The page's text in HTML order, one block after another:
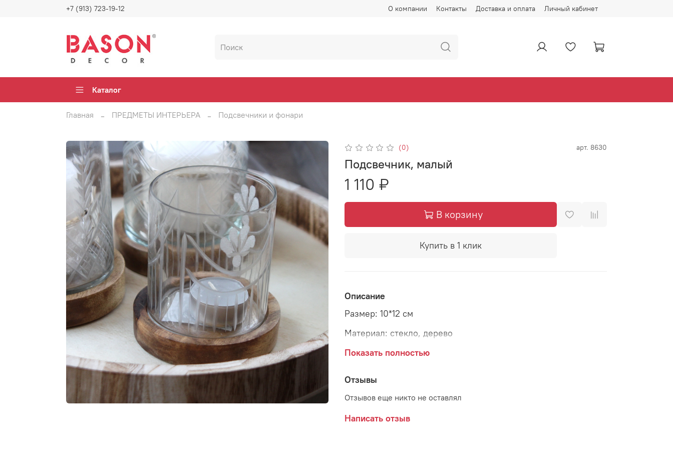
О компании Контакты Доставка и оплата Личный кабинет
+7 (913) 723-19-12
Каталог
Главная ПРЕДМЕТЫ ИНТЕРЬЕРА Подсвечники и фонари
(0) арт. 8630
Подсвечник, малый
1 110 ₽
В корзину
Купить в 1 клик
Описание
Размер: 10*12 см
Материал: стекло, дерево
Страна: Германия
деревянной подставке создаст атмосферу тепла и уюта в
Показать полностью
Отзывы
Отзывов еще никто не оставлял
Написать отзыв